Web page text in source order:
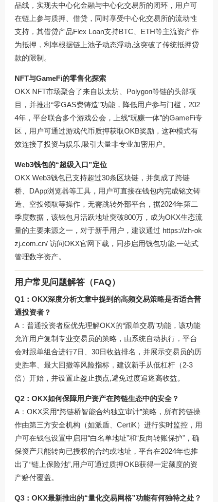
品线，实现去中心化金融与中心化交易所的闭环，用户可
在链上参与质押、借贷，同时享受中心化交易所的流动性
支持，其借贷产品Flex Loan支持BTC、ETH等主流资产作
为抵押，利率根据链上池子动态浮动,这突破了传统抵押贷
款的限制。
NFT与GameFi的零售化探索
OKX NFT市场聚合了来自以太坊、Polygon等链的头部项
目，并推出“零GAS费铸造”功能，降低用户参与门槛，202
4年，平台联合多个游戏公会，上线“玩赚一体”的GameFi专
区，用户可通过游戏代币质押获取OKB奖励，这种模式有
效连接了投资与娱乐,吸引大量非专业加密用户。
Web3钱包的“超级入口”定位
OKX Web3钱包已支持超过30条区块链，并集成了跨链
桥、DApp浏览器等工具，用户可直接在钱包内完成铭文铸
造、空投领取等操作，无需跳转外部平台，据2024年第二
季度数据，该钱包月活跃地址突破800万，成为OKX生态流
量的主要来源之一，对于新手用户，建议通过 https://zh-ok
zj.com.cn/ 访问OKX官网下载，同步启用钱包功能,一站式
管理数字资产。
用户常见问题解答（FAQ）
Q1：OKX深度分析文章中提到的高频交易策略是否适合普
通投资者？
A：普通投资者应优先理解OKX的“跟单交易”功能，该功能
允许用户复制专业交易员的策略，由系统自动执行，平台
会对跟单组合进行7日、30日收益排名，并展示交易员的历
史胜率、最大回撤等风险指标，建议新手从低杠杆（2-3
倍）开始，并设置止盈止损点,避免过度追逐高收益。
Q2：OKX如何保障用户资产在跨链生态中的安全？
A：OKX采用“跨链桥智能合约独立审计”策略，所有跨链操
作由第三方安全机构（如派盾、CertiK）进行实时监控，用
户可在钱包设置中启用“白名单地址”和“反向转账保护”，确
保资产只能转向已授权的合约或地址，平台在2024年也推
出了“链上保险池”,用户可通过质押OKB获得一定额度的资
产赔付覆盖。
Q3：OKX最新推出的“量化交易网格”功能有何独特之处？